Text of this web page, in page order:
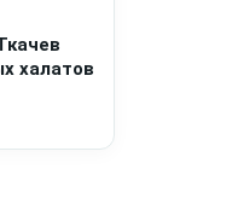
халатов